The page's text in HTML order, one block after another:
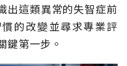
出這類異常的失智症前
的改變並尋求專業評
鍵第一步。